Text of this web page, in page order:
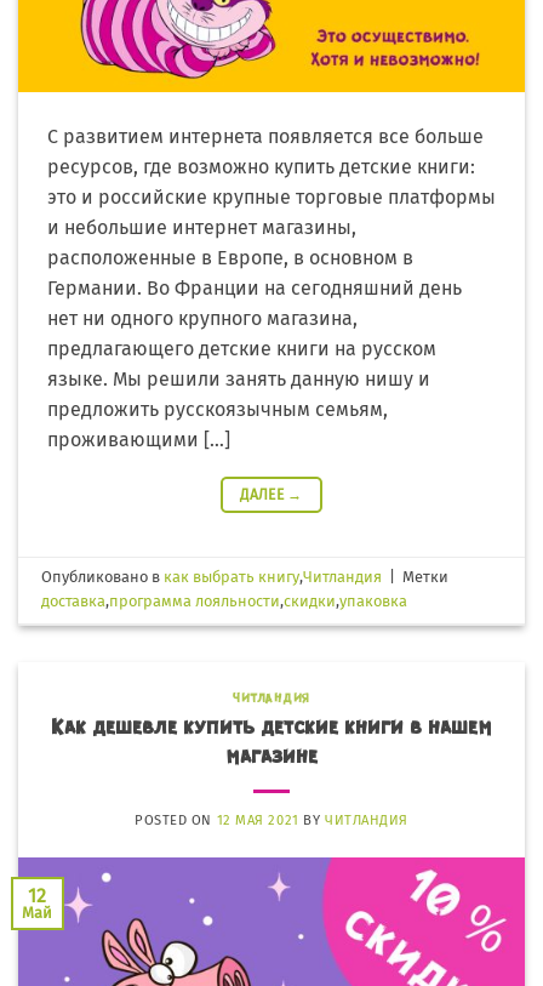
С развитием интернета появляется все больше
ресурсов, где возможно купить детские книги:
это и российские крупные торговые платформы
и небольшие интернет магазины,
расположенные в Европе, в основном в
Германии. Во Франции на сегодняшний день
нет ни одного крупного магазина,
предлагающего детские книги на русском
языке. Мы решили занять данную нишу и
предложить русскоязычным семьям,
проживающими […]
ДАЛЕЕ →
Опубликовано в как выбрать книгу,Читландия
Метки
доставка,программа лояльности,скидки,упаковка
ЧИТЛАНДИЯ
Как дешевле купить детские книги в нашем
магазине
POSTED ON 12 МАЯ 2021 BY ЧИТЛАНДИЯ
12
Май